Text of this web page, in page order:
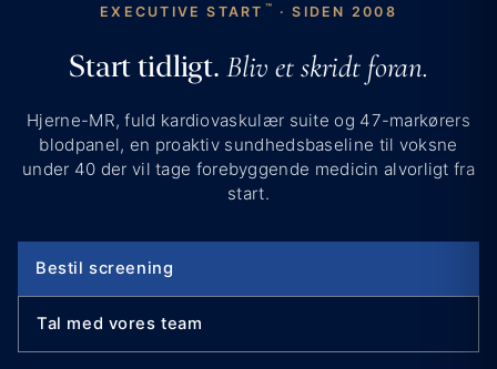
EXECUTIVE START ™ · SIDEN 2008
Start tidligt. Bliv et skridt foran.
Hjerne-MR, fuld kardiovaskulær suite og 47-markørers
blodpanel, en proaktiv sundhedsbaseline til voksne
under 40 der vil tage forebyggende medicin alvorligt fra
start.
Bestil screening
Tal med vores team